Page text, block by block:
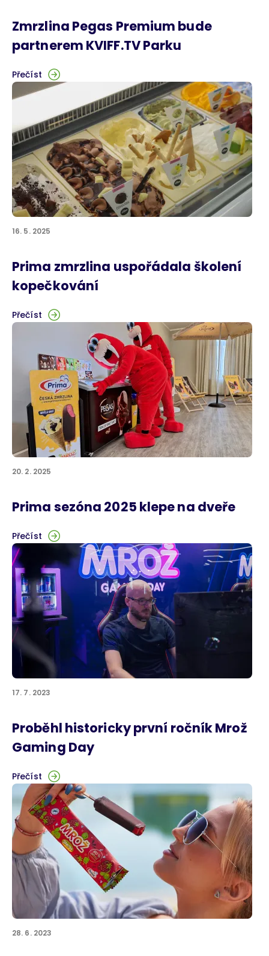
Zmrzlina Pegas Premium bude
partnerem KVIFF.TV Parku
Přečíst
16. 5. 2025
Prima zmrzlina uspořádala školení
kopečkování
Přečíst
20. 2. 2025
Prima sezóna 2025 klepe na dveře
Přečíst
17. 7. 2023
Proběhl historicky první ročník Mrož
Gaming Day
Přečíst
28. 6. 2023